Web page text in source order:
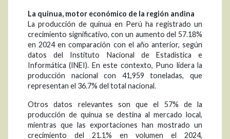
La quinua, motor económico de la región andina
La producción de quinua en Perú ha registrado un
crecimiento significativo, con un aumento del 57.18%
en 2024 en comparación con el año anterior, según
datos del Instituto Nacional de Estadística e
Informática (INEI). En este contexto, Puno lidera la
producción nacional con 41,959 toneladas, que
representan el 36.7% del total nacional.
Otros datos relevantes son que el 57% de la
producción de quinua se destina al mercado local,
mientras que las exportaciones han mostrado un
crecimiento del 21.1% en volumen el 2024,